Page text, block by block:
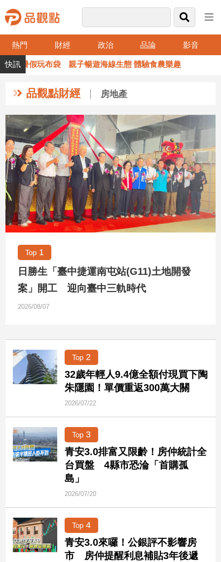
熱門 財經 政治 品論 影音
品
觀
財
台
灣
財
經
新
聞
產
經/
股
市
地
產
觀
治
治
品
觀
點
民
調
觀
點
暑假玩布袋 親子暢遊海線生態 體驗食農樂趣
品觀點財經 房地產
Top 1
日勝生「臺中捷運南屯站(G11)土地開發
案」開工 迎向臺中三軌時代
2026/08/07
Top 2
32歲年輕人9.4億全額付現買下陶
朱隱園！單價重返300萬大關
2026/07/22
Top 3
青安3.0排富又限齡！房仲統計全
台買盤 4縣市恐淪「首購孤
島」
2026/07/20
Top 4
青安3.0來囉！公銀評不影響房
市 房仲提醒利息補貼3年後遞